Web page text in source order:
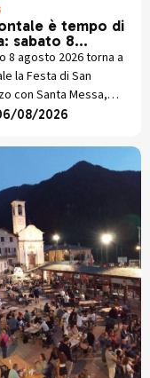
è tempo di
sabato 8
torna la
festa
di San
8 agosto 2026 torna a
la Festa di San
con Santa Messa,
di pallavolo, cucina
08/2026